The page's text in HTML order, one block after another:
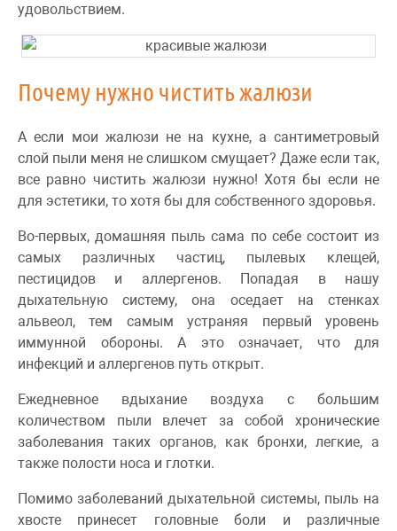
удовольствием.
Почему нужно чистить жалюзи
А если мои жалюзи не на кухне, а сантиметровый
слой пыли меня не слишком смущает? Даже если так,
все равно чистить жалюзи нужно! Хотя бы если не
для эстетики, то хотя бы для собственного здоровья.
Во-первых, домашняя пыль сама по себе состоит из
самых различных частиц, пылевых клещей,
пестицидов и аллергенов. Попадая в нашу
дыхательную систему, она оседает на стенках
альвеол, тем самым устраняя первый уровень
иммунной обороны. А это означает, что для
инфекций и аллергенов путь открыт.
Ежедневное вдыхание воздуха с большим
количеством пыли влечет за собой хронические
заболевания таких органов, как бронхи, легкие, а
также полости носа и глотки.
Помимо заболеваний дыхательной системы, пыль на
хвосте принесет головные боли и различные